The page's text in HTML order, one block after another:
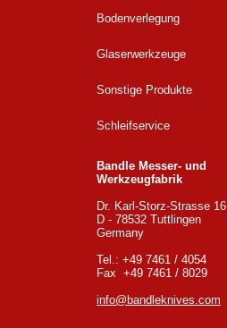
Bodenverlegung
Glaserwerkzeuge
Sonstige Produkte
Schleifservice
Bandle Messer- und
Werkzeugfabrik
Dr. Karl-Storz-Strasse 16
D - 78532 Tuttlingen
Germany
Tel.: +49 7461 / 4054
Fax +49 7461 / 8029
info@bandleknives.com